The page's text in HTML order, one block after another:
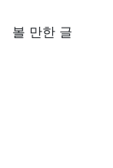
볼 만한 글